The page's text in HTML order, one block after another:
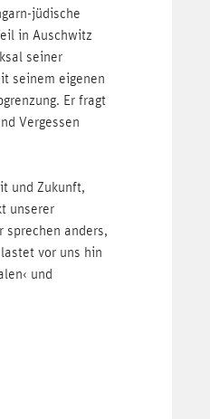
jüdische
in Auschwitz
seiner
seinem eigenen
Er fragt
Vergessen
und Zukunft,
unserer
sprechen anders,
vor uns hin
und